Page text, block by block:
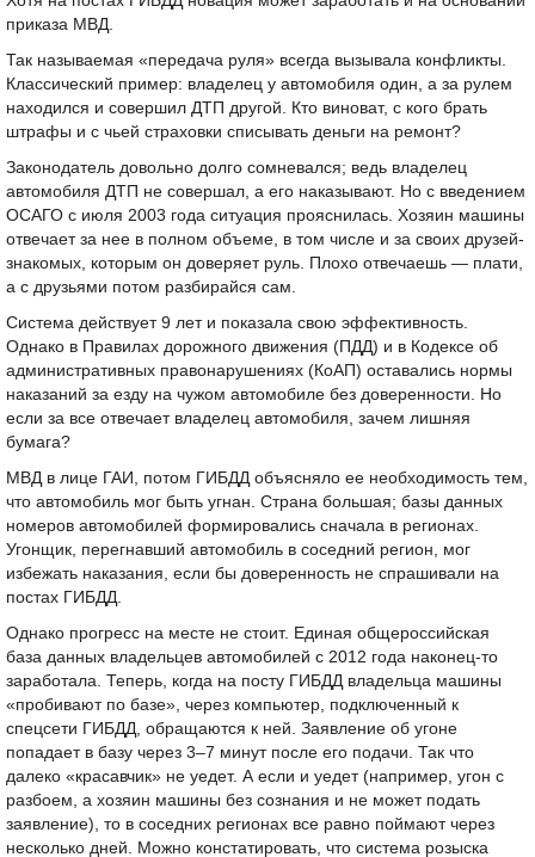
приказа МВД.
Так называемая «передача руля» всегда вызывала конфликты.
Классический пример: владелец у автомобиля один, а за рулем
находился и совершил ДТП другой. Кто виноват, с кого брать
штрафы и с чьей страховки списывать деньги на ремонт?
Законодатель довольно долго сомневался; ведь владелец
автомобиля ДТП не совершал, а его наказывают. Но с введением
ОСАГО с июля 2003 года ситуация прояснилась. Хозяин машины
отвечает за нее в полном объеме, в том числе и за своих друзей-
знакомых, которым он доверяет руль. Плохо отвечаешь — плати,
а с друзьями потом разбирайся сам.
Система действует 9 лет и показала свою эффективность.
Однако в Правилах дорожного движения (ПДД) и в Кодексе об
административных правонарушениях (КоАП) оставались нормы
наказаний за езду на чужом автомобиле без доверенности. Но
если за все отвечает владелец автомобиля, зачем лишняя
бумага?
МВД в лице ГАИ, потом ГИБДД объясняло ее необходимость тем,
что автомобиль мог быть угнан. Страна большая; базы данных
номеров автомобилей формировались сначала в регионах.
Угонщик, перегнавший автомобиль в соседний регион, мог
избежать наказания, если бы доверенность не спрашивали на
постах ГИБДД.
Однако прогресс на месте не стоит. Единая общероссийская
база данных владельцев автомобилей с 2012 года наконец-то
заработала. Теперь, когда на посту ГИБДД владельца машины
«пробивают по базе», через компьютер, подключенный к
спецсети ГИБДД, обращаются к ней. Заявление об угоне
попадает в базу через 3–7 минут после его подачи. Так что
далеко «красавчик» не уедет. А если и уедет (например, угон с
разбоем, а хозяин машины без сознания и не может подать
заявление), то в соседних регионах все равно поймают через
несколько дней. Можно констатировать, что система розыска